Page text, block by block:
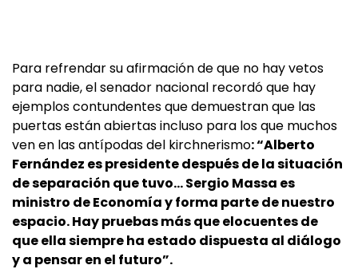
Para refrendar su afirmación de que no hay vetos
para nadie, el senador nacional recordó que hay
ejemplos contundentes que demuestran que las
puertas están abiertas incluso para los que muchos
ven en las antípodas del kirchnerismo: “Alberto
Fernández es presidente después de la situación
de separación que tuvo… Sergio Massa es
ministro de Economía y forma parte de nuestro
espacio. Hay pruebas más que elocuentes de
que ella siempre ha estado dispuesta al diálogo
y a pensar en el futuro”.